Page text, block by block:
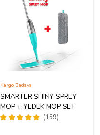
SMARTER SHINY SPREY
MOP + YEDEK MOP SET
(169)
Kargo Bedava